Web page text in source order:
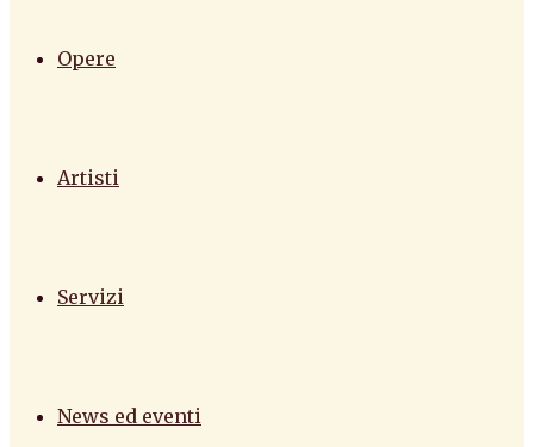
Opere
Artisti
Servizi
News ed eventi